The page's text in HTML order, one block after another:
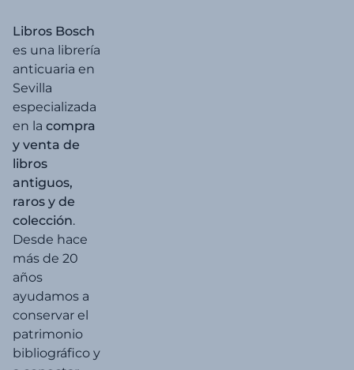
Libros Bosch
es una librería
anticuaria en
Sevilla
especializada
en la compra
y venta de
libros
antiguos,
raros y de
colección.
Desde hace
más de 20
años
ayudamos a
conservar el
patrimonio
bibliográfico y